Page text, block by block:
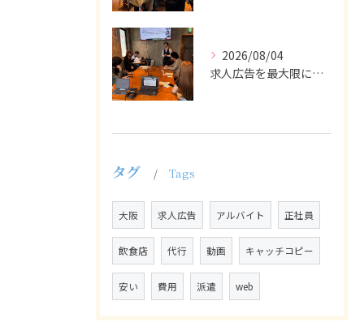
2026/08/04
求人広告を最大限に活用するためには、ターゲット設定の精度を高...
タグ Tags
大阪 求人広告 アルバイト 正社員
飲食店 代行 動画 キャッチコピー
安い 費用 派遣 web